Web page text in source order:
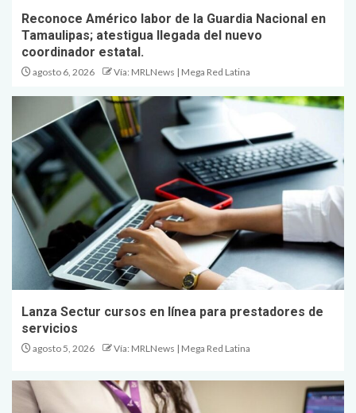
Reconoce Américo labor de la Guardia Nacional en
Tamaulipas; atestigua llegada del nuevo
coordinador estatal.
agosto 6, 2026 Vía: MRLNews | Mega Red Latina
Lanza Sectur cursos en línea para prestadores de
servicios
agosto 5, 2026 Vía: MRLNews | Mega Red Latina